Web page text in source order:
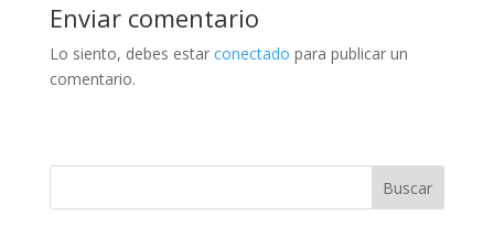
Enviar comentario
Lo siento, debes estar conectado para publicar un
comentario.
Buscar